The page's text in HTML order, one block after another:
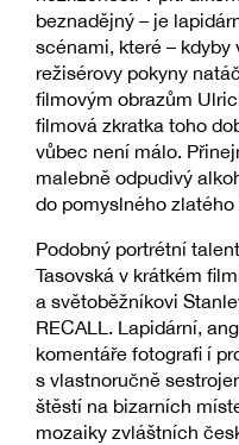
beznadějný – je
scénami, které –
režisérovy pokyny
filmovým obrazům
filmová zkratka toho
vůbec není málo.
malebně odpudivý
do pomyslného
Podobný portrétní
Tasovská v krátkém
a světoběžníkovi
RECALL. Lapidární,
komentáře fotografi í
s vlastnoručně
štěstí na bizarních
mozaiky zvláštních